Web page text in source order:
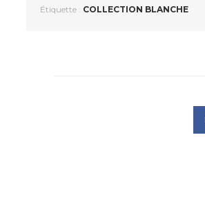
Étiquette : COLLECTION BLANCHE